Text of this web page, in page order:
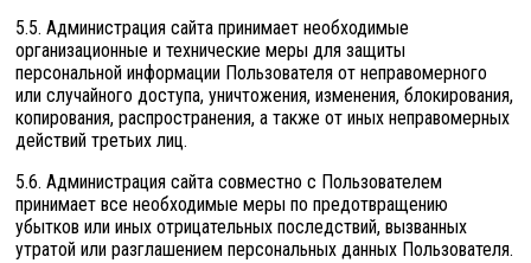
5.5. Администрация сайта принимает необходимые
организационные и технические меры для защиты
персональной информации Пользователя от неправомерного
или случайного доступа, уничтожения, изменения, блокирования,
копирования, распространения, а также от иных неправомерных
действий третьих лиц.
5.6. Администрация сайта совместно с Пользователем
принимает все необходимые меры по предотвращению
убытков или иных отрицательных последствий, вызванных
утратой или разглашением персональных данных Пользователя.